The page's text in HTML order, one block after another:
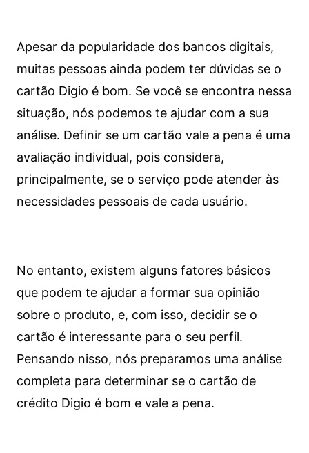
Apesar da popularidade dos bancos digitais,
muitas pessoas ainda podem ter dúvidas se o
cartão Digio é bom. Se você se encontra nessa
situação, nós podemos te ajudar com a sua
análise. Definir se um cartão vale a pena é uma
avaliação individual, pois considera,
principalmente, se o serviço pode atender às
necessidades pessoais de cada usuário.
No entanto, existem alguns fatores básicos
que podem te ajudar a formar sua opinião
sobre o produto, e, com isso, decidir se o
cartão é interessante para o seu perfil.
Pensando nisso, nós preparamos uma análise
completa para determinar se o cartão de
crédito Digio é bom e vale a pena.